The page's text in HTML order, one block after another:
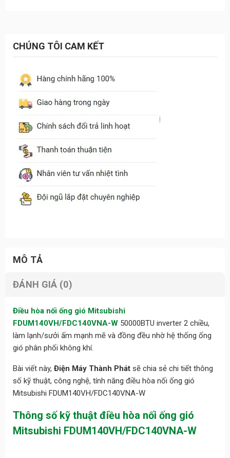
CHÚNG TÔI CAM KẾT
MÔ TẢ
ĐÁNH GIÁ (0)
Điều hòa nối ống gió Mitsubishi
FDUM140VH/FDC140VNA-W50000BTU inverter 2 chiều,
làm lạnh/sưởi ấm mạnh mẽ và đồng đều nhờ hệ thống ống
gió phân phối không khí.
Bài viết này, Điện Máy Thành Phátsẽ chia sẻ chi tiết thông
số kỹ thuật, công nghệ, tính năng điều hòa nối ống gió
Mitsubishi FDUM140VH/FDC140VNA-W
Thông số kỹ thuật điều hòa nối ống gió
Mitsubishi FDUM140VH/FDC140VNA-W